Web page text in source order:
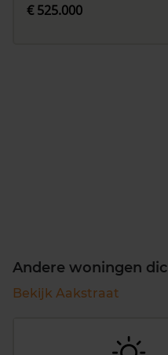
€ 525.000
Andere woningen
Bekijk Aakstraat